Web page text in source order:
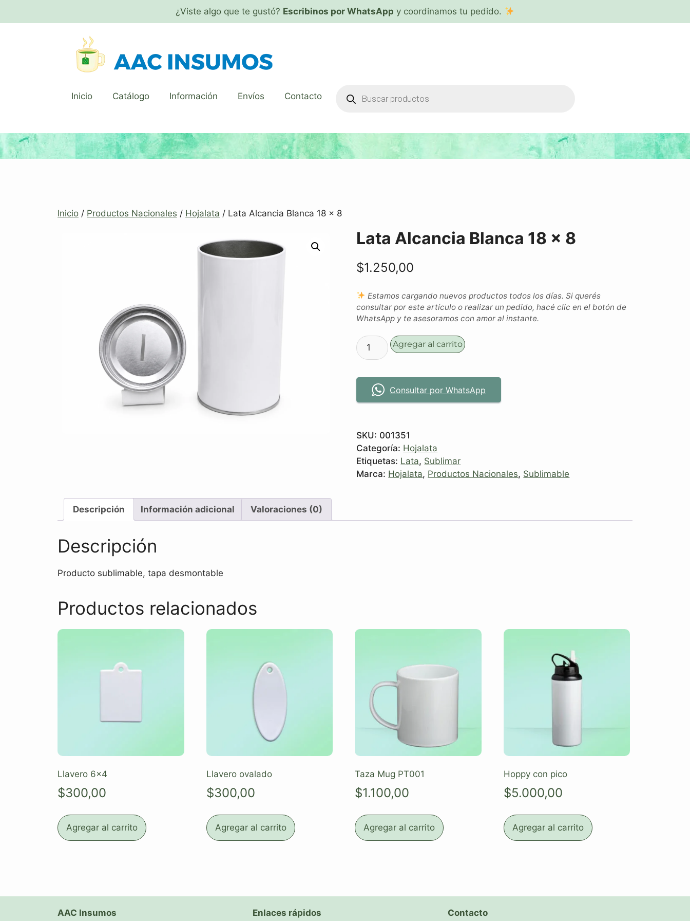
¿Viste algo que te gustó? Escribinos por WhatsApp y coordinamos tu pedido.
Inicio Catálogo Información Envíos Contacto
Inicio / Productos Nacionales / Hojalata / Lata Alcancia Blanca 18 x 8
Lata Alcancia Blanca 18 x 8
$1.250,00
Estamos cargando nuevos productos todos los días. Si querés
consultar por este artículo o realizar un pedido, hacé clic en el botón de
WhatsApp y te asesoramos con amor al instante.
Agregar al carrito
Consultar por WhatsApp
SKU: 001351
Categoría: Hojalata
Etiquetas: Lata, Sublimar
Marca: Hojalata, Productos Nacionales, Sublimable
Descripción Información adicional Valoraciones (0)
Descripción
Producto sublimable, tapa desmontable
Productos relacionados
Llavero 6×4
$300,00
Agregar al carrito
Llavero ovalado
$300,00
Agregar al carrito
Taza Mug PT001
$1.100,00
Agregar al carrito
Hoppy con pico
$5.000,00
Agregar al carrito
AAC Insumos Enlaces rápidos Contacto